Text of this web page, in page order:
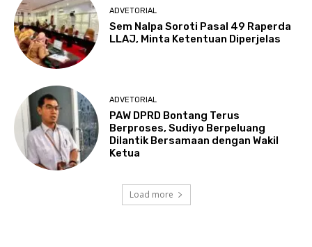
ADVETORIAL
Sem Nalpa Soroti Pasal 49 Raperda
LLAJ, Minta Ketentuan Diperjelas
ADVETORIAL
PAW DPRD Bontang Terus
Berproses, Sudiyo Berpeluang
Dilantik Bersamaan dengan Wakil
Ketua
Load more